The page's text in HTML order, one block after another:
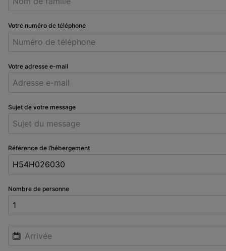
Votre numéro de téléphone
Votre adresse e-mail
Sujet de votre message
Référence de l’hébergement
Nombre de personne